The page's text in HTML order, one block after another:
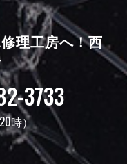
理工房へ！西
3733
時）